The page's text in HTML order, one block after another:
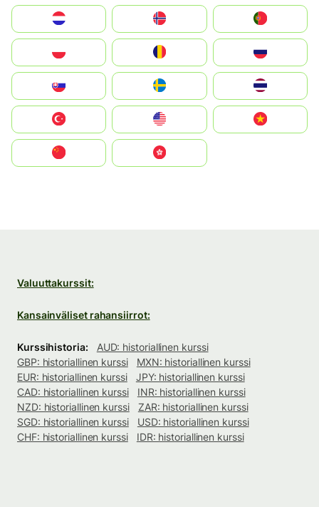
United States
中國香港特別行政區
Valuuttakurssit:
Kansainväliset rahansiirrot:
Kurssihistoria:
AUD: historiallinen kurssi
GBP: historiallinen kurssi
MXN: historiallinen kurssi
EUR: historiallinen kurssi
JPY: historiallinen kurssi
CAD: historiallinen kurssi
INR: historiallinen kurssi
NZD: historiallinen kurssi
ZAR: historiallinen kurssi
SGD: historiallinen kurssi
USD: historiallinen kurssi
CHF: historiallinen kurssi
IDR: historiallinen kurssi